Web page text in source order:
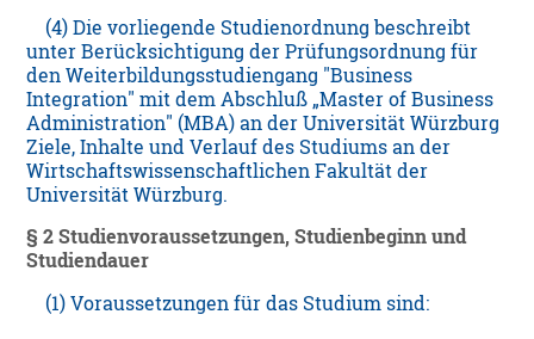
(4) Die vorliegende Studienordnung beschreibt
unter Berücksichtigung der Prüfungsordnung für
den Weiterbildungsstudiengang "Business
Integration" mit dem Abschluß „Master of Business
Administration" (MBA) an der Universität Würzburg
Ziele, Inhalte und Verlauf des Studiums an der
Wirtschaftswissenschaftlichen Fakultät der
Universität Würzburg.
§ 2 Studienvoraussetzungen, Studienbeginn und
Studiendauer
(1) Voraussetzungen für das Studium sind: